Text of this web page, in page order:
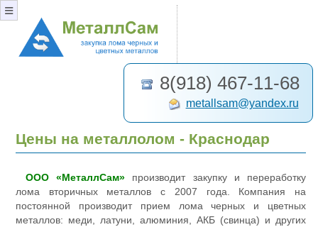
8(918) 467-11-68
metallsam@yandex.ru
≡
Цены на металлолом - Краснодар
ООО «МеталлСам» производит закупку и переработку
лома вторичных металлов с 2007 года. Компания на
постоянной производит прием лома черных и цветных
металлов: меди, латуни, алюминия, АКБ (свинца) и других